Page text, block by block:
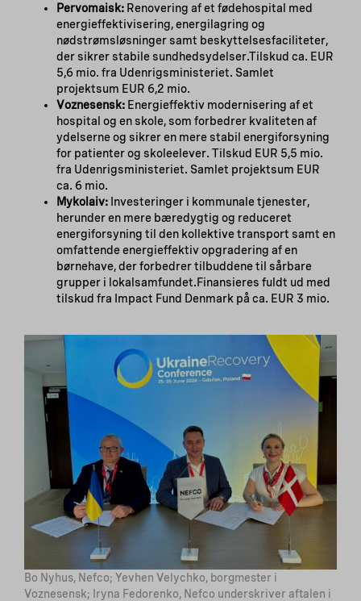
Pervomaisk: Renovering af et fødehospital med
energieffektivisering, energilagring og
nødstrømsløsninger samt beskyttelsesfaciliteter,
der sikrer stabile sundhedsydelser.Tilskud ca. EUR
5,6 mio. fra Udenrigsministeriet. Samlet
projektsum EUR 6,2 mio.
Voznesensk: Energieffektiv modernisering af et
hospital og en skole, som forbedrer kvaliteten af
ydelserne og sikrer en mere stabil energiforsyning
for patienter og skoleelever. Tilskud EUR 5,5 mio.
fra Udenrigsministeriet. Samlet projektsum EUR
ca. 6 mio.
Mykolaiv: Investeringer i kommunale tjenester,
herunder en mere bæredygtig og reduceret
energiforsyning til den kollektive transport samt en
omfattende energieffektiv opgradering af en
børnehave, der forbedrer tilbuddene til sårbare
grupper i lokalsamfundet.Finansieres fuldt ud med
tilskud fra Impact Fund Denmark på ca. EUR 3 mio.
Bo Nyhus, Nefco; Yevhen Velychko, borgmester i
Voznesensk; Iryna Fedorenko, Nefco underskriver aftalen i